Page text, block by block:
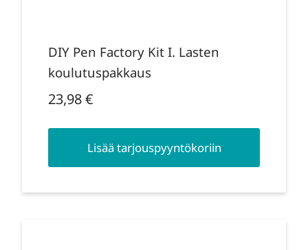
DIY Pen Factory Kit I. Lasten
koulutuspakkaus
23,98€
Lisää tarjouspyyntökoriin